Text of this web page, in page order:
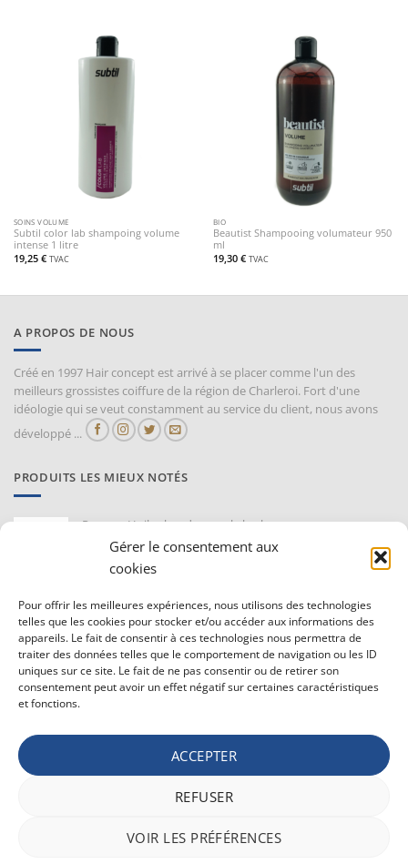
Gérer le consentement aux
cookies
Pour offrir les meilleures expériences, nous utilisons des technologies
telles que les cookies pour stocker et/ou accéder aux informations des
appareils. Le fait de consentir à ces technologies nous permettra de
traiter des données telles que le comportement de navigation ou les ID
uniques sur ce site. Le fait de ne pas consentir ou de retirer son
consentement peut avoir un effet négatif sur certaines caractéristiques
et fonctions.
ACCEPTER
REFUSER
VOIR LES PRÉFÉRENCES
SOINS VOLUME
Subtil color lab shampoing volume
intense 1 litre
19,25 € TVAC
BIO
Beautist Shampooing volumateur 950
ml
19,30 € TVAC
A PROPOS DE NOUS
Créé en 1997 Hair concept est arrivé à se placer comme l'un des
meilleurs grossistes coiffure de la région de Charleroi. Fort d'une
idéologie qui se veut constamment au service du client, nous avons
développé ...
PRODUITS LES MIEUX NOTÉS
Proraso Huile chaude pour la barbe
10,30€ TVAC
Barburys Bloc d'alun 75 gr
7,20€ TVAC
CONDITIONS GÉNÉRALE DE VENTE ET VIE PRIVÉE
Vie privée
Politique de confidentialité